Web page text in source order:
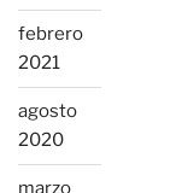
febrero
2021
agosto
2020
marzo